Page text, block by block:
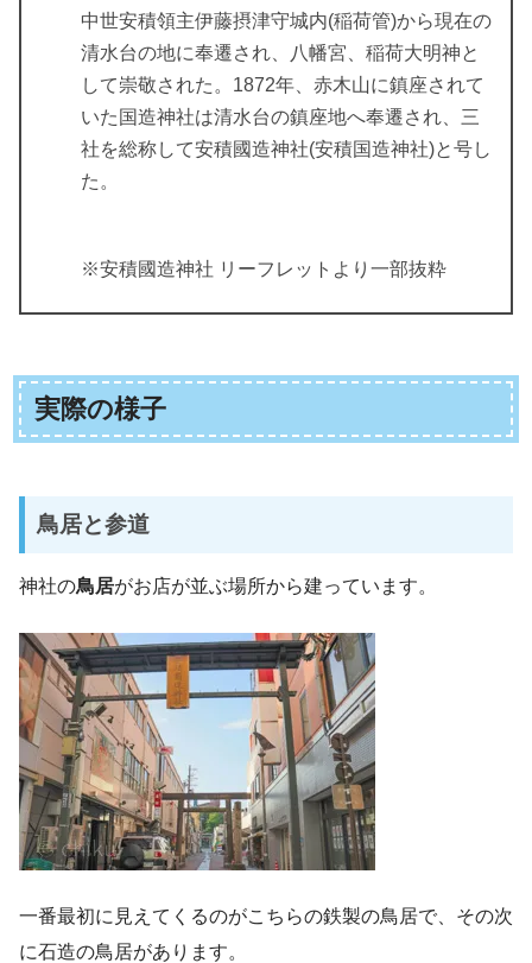
中世安積領主伊藤摂津守城内(稲荷管)から現在の
清水台の地に奉遷され、八幡宮、稲荷大明神と
して崇敬された。1872年、赤木山に鎮座されて
いた国造神社は清水台の鎮座地へ奉遷され、三
社を総称して安積國造神社(安積国造神社)と号し
た。
※安積國造神社 リーフレットより一部抜粋
実際の様子
鳥居と参道
神社の鳥居がお店が並ぶ場所から建っています。
一番最初に見えてくるのがこちらの鉄製の鳥居で、その次
に石造の鳥居があります。